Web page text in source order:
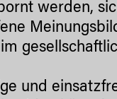
werden,
und